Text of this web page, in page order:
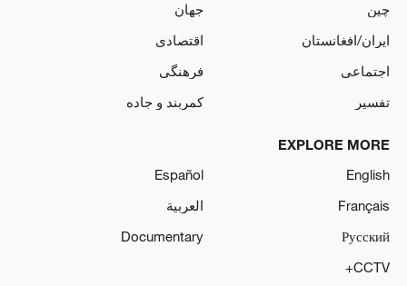
چین
جهان
ایران/افغانستان
اقتصادی
اجتماعی
فرهنگی
تفسیر
کمربند و جاده
EXPLORE MORE
English
Español
Français
العربية
Русский
Documentary
CCTV+